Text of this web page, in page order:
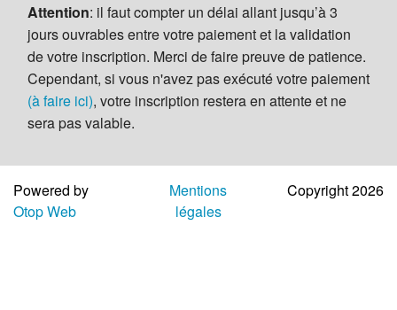
Classements
Aide
Attention: il faut compter un délai allant jusqu’à 3
jours ouvrables entre votre paiement et la validation
de votre inscription. Merci de faire preuve de patience.
Cependant, si vous n'avez pas exécuté votre paiement
(à faire ici), votre inscription restera en attente et ne
sera pas valable.
Powered by
Otop Web
Mentions
légales
Copyright 2026